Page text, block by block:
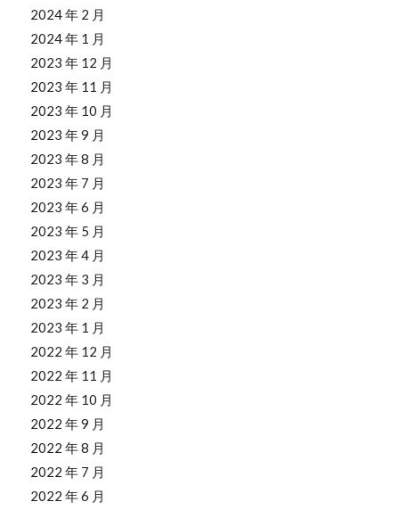
2024 年 2 月
2024 年 1 月
2023 年 12 月
2023 年 11 月
2023 年 10 月
2023 年 9 月
2023 年 8 月
2023 年 7 月
2023 年 6 月
2023 年 5 月
2023 年 4 月
2023 年 3 月
2023 年 2 月
2023 年 1 月
2022 年 12 月
2022 年 11 月
2022 年 10 月
2022 年 9 月
2022 年 8 月
2022 年 7 月
2022 年 6 月